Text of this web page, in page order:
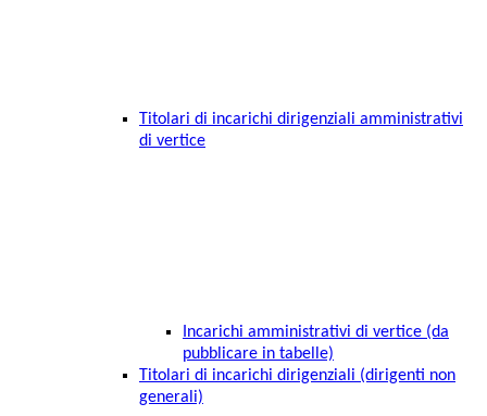
Titolari di incarichi dirigenziali amministrativi
di vertice
Incarichi amministrativi di vertice (da
pubblicare in tabelle)
Titolari di incarichi dirigenziali (dirigenti non
generali)